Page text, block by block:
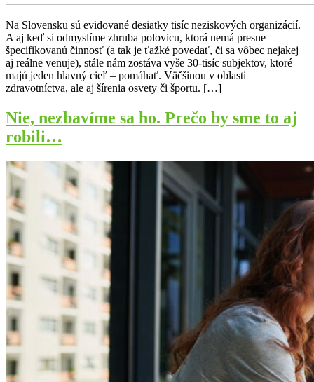
Na Slovensku sú evidované desiatky tisíc neziskových organizácií.
A aj keď si odmyslíme zhruba polovicu, ktorá nemá presne
špecifikovanú činnosť (a tak je ťažké povedať, či sa vôbec nejakej
aj reálne venuje), stále nám zostáva vyše 30-tisíc subjektov, ktoré
majú jeden hlavný cieľ – pomáhať. Väčšinou v oblasti
zdravotníctva, ale aj šírenia osvety či športu. […]
Nie, nezbavíme sa ho. Prečo by sme to aj
robili…